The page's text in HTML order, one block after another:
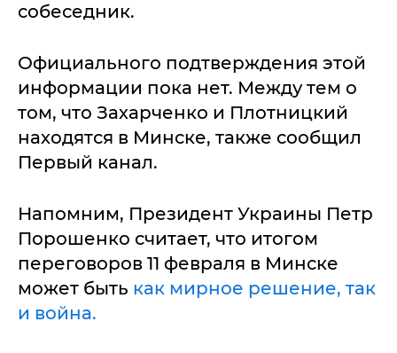
собеседник.
Официального подтверждения этой
информации пока нет. Между тем о
том, что Захарченко и Плотницкий
находятся в Минске, также сообщил
Первый канал.
Напомним, Президент Украины Петр
Порошенко считает, что итогом
переговоров 11 февраля в Минске
может быть как мирное решение, так
и война.